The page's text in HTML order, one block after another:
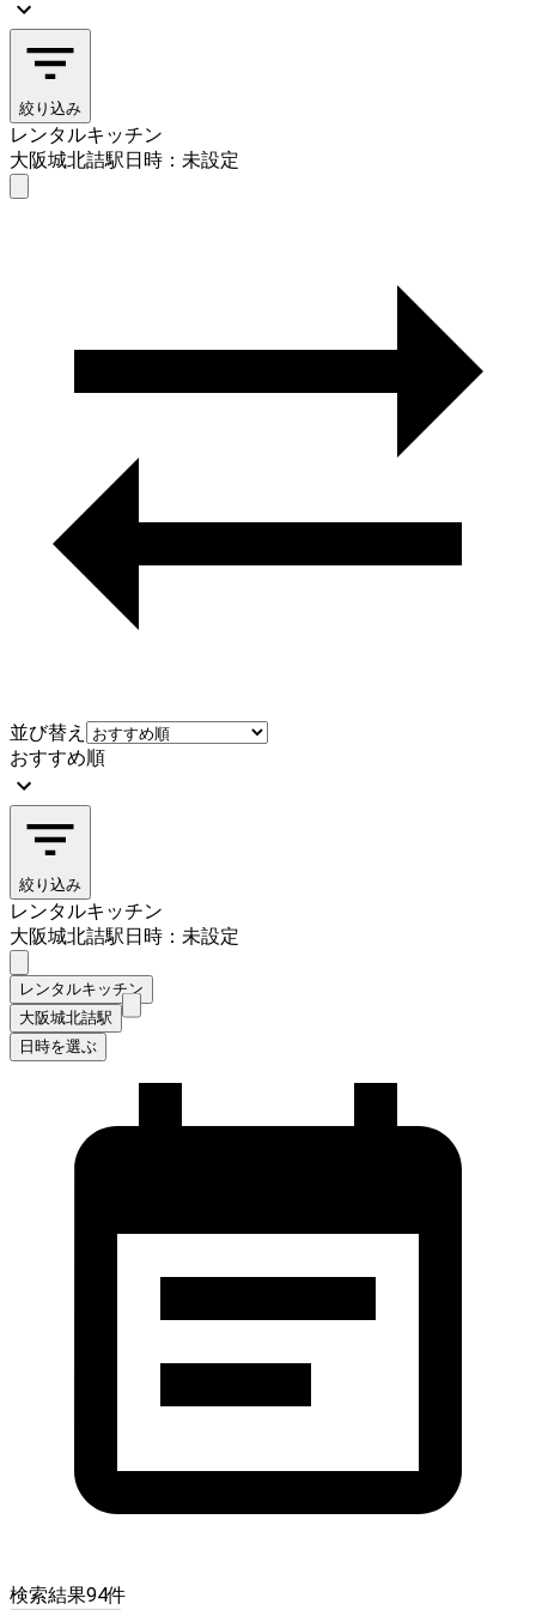
絞り込み
レンタルキッチン
大阪城北詰駅日時：未設定
並び替え
おすすめ順
絞り込み
レンタルキッチン
大阪城北詰駅日時：未設定
レンタルキッチン
大阪城北詰駅
日時を選ぶ
検索結果94件